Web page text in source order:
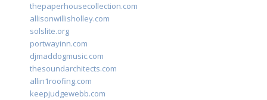
thepaperhousecollection.com
allisonwillisholley.com
solslite.org
portwayinn.com
djmaddogmusic.com
thesoundarchitects.com
allin1roofing.com
keepjudgewebb.com